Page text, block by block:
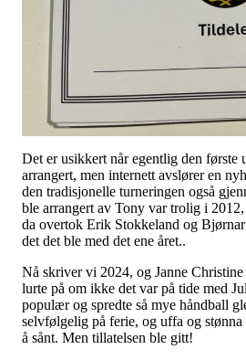
Det er usikkert når egentlig den første
arrangert, men internett avslører en
den tradisjonelle turneringen også
ble arrangert av Tony var trolig i
da overtok Erik Stokkeland og
det det ble med det ene året..
Nå skriver vi 2024, og Janne
lurte på om ikke det var på tide med
populær og spredte så mye håndball
selvfølgelig på ferie, og uffa og
å sånt. Men tillatelsen ble gitt!